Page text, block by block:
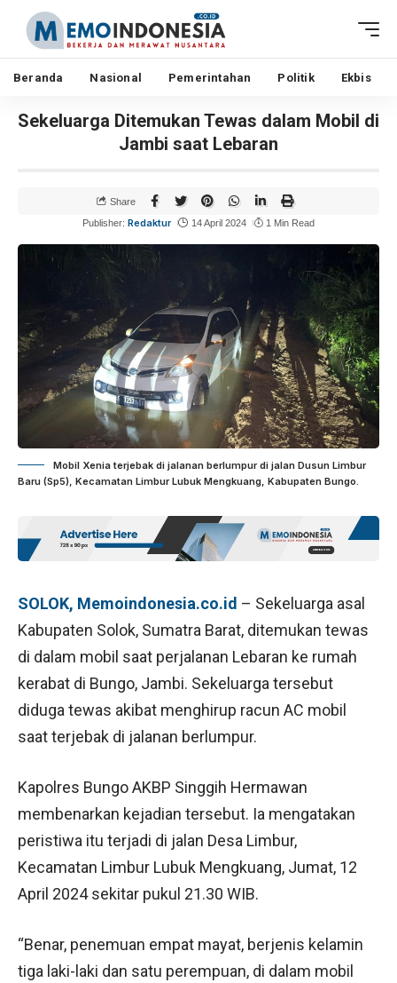
Beranda Nasional Pemerintahan Politik Ekbis
Sekeluarga Ditemukan Tewas dalam Mobil di
Jambi saat Lebaran
Publisher: Redaktur 14 April 2024 1 Min Read
Share
Mobil Xenia terjebak di jalanan berlumpur di jalan Dusun Limbur
Baru (Sp5), Kecamatan Limbur Lubuk Mengkuang, Kabupaten Bungo.
SOLOK, Memoindonesia.co.id – Sekeluarga asal
Kabupaten Solok, Sumatra Barat, ditemukan tewas
di dalam mobil saat perjalanan Lebaran ke rumah
kerabat di Bungo, Jambi. Sekeluarga tersebut
diduga tewas akibat menghirup racun AC mobil
saat terjebak di jalanan berlumpur.
Kapolres Bungo AKBP Singgih Hermawan
membenarkan kejadian tersebut. Ia mengatakan
peristiwa itu terjadi di jalan Desa Limbur,
Kecamatan Limbur Lubuk Mengkuang, Jumat, 12
April 2024 sekitar pukul 21.30 WIB.
“Benar, penemuan empat mayat, berjenis kelamin
tiga laki-laki dan satu perempuan, di dalam mobil